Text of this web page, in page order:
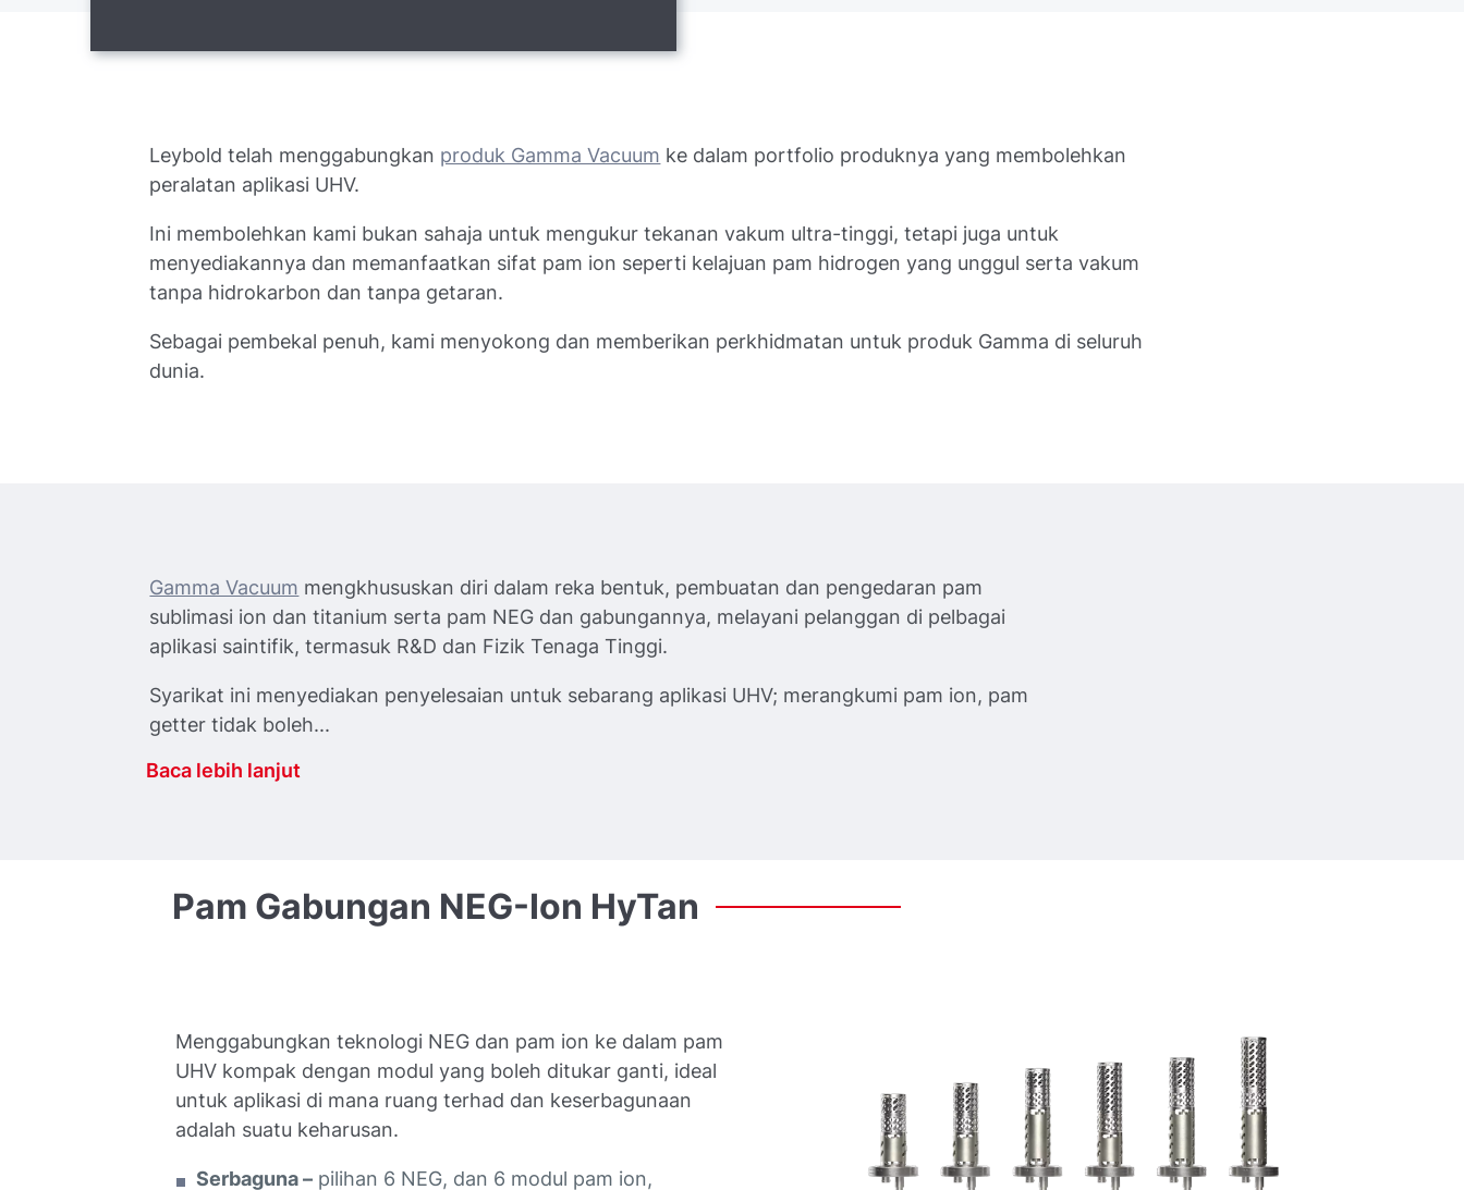
Leybold telah menggabungkan produk Gamma Vacuum ke dalam portfolio produknya yang membolehkan
peralatan aplikasi UHV.
Ini membolehkan kami bukan sahaja untuk mengukur tekanan vakum ultra-tinggi, tetapi juga untuk
menyediakannya dan memanfaatkan sifat pam ion seperti kelajuan pam hidrogen yang unggul serta vakum
tanpa hidrokarbon dan tanpa getaran.
Sebagai pembekal penuh, kami menyokong dan memberikan perkhidmatan untuk produk Gamma di seluruh
dunia.
Gamma Vacuum mengkhususkan diri dalam reka bentuk, pembuatan dan pengedaran pam
sublimasi ion dan titanium serta pam NEG dan gabungannya, melayani pelanggan di pelbagai
aplikasi saintifik, termasuk R&D dan Fizik Tenaga Tinggi.
Syarikat ini menyediakan penyelesaian untuk sebarang aplikasi UHV; merangkumi pam ion, pam
getter tidak boleh...
Baca lebih lanjut
Pam Gabungan NEG-Ion HyTan
Menggabungkan teknologi NEG dan pam ion ke dalam pam
UHV kompak dengan modul yang boleh ditukar ganti, ideal
untuk aplikasi di mana ruang terhad dan keserbagunaan
adalah suatu keharusan.
Serbaguna – pilihan 6 NEG, dan 6 modul pam ion,